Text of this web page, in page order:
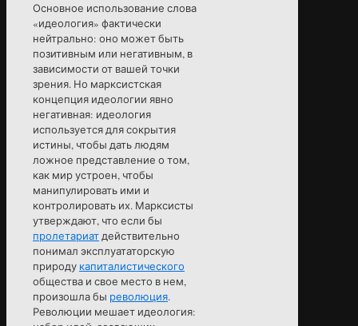
Основное использование слова
«идеология» фактически
нейтрально: оно может быть
позитивным или негативным, в
зависимости от вашей точки
зрения. Но марксистская
концепция идеологии явно
негативная: идеология
используется для сокрытия
истины, чтобы дать людям
ложное представление о том,
как мир устроен, чтобы
манипулировать ими и
контролировать их. Марксисты
утверждают, что если бы
пролетариатдействительно
понимал эксплуататорскую
природу капиталистического
общества и свое место в нем,
произошла бы революция.
Революции мешает идеология: